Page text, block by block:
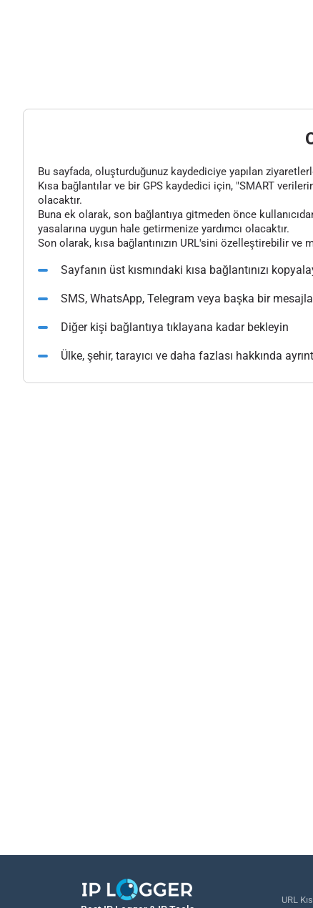
Bu sayfada, oluşturduğunuz kaydediciye yapılan
Kısa bağlantılar ve bir GPS kaydedici için, "SMART
olacaktır.
Buna ek olarak, son bağlantıya gitmeden önce
yasalarına uygun hale getirmenize yardımcı olacaktır.
Son olarak, kısa bağlantınızın URL'sini özelleştirebilir
Sayfanın üst kısmındaki kısa bağlantınızı
SMS, WhatsApp, Telegram veya başka bir
Diğer kişi bağlantıya tıklayana kadar bekleyin
Ülke, şehir, tarayıcı ve daha fazlası hakkında
URL